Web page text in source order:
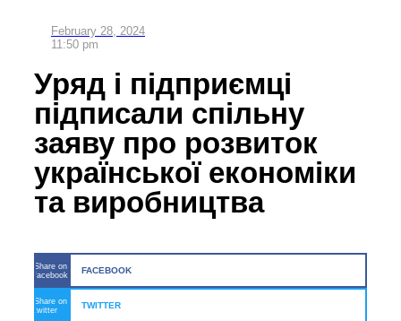
February 28, 2024
11:50 pm
Уряд і підприємці
підписали спільну
заяву про розвиток
української економіки
та виробництва
Share on
facebook
FACEBOOK
Share on
twitter
TWITTER